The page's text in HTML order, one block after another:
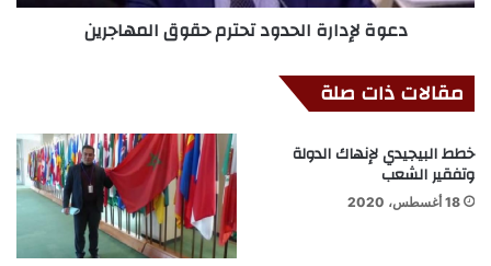
دعوة لإدارة الحدود تحترم حقوق المهاجرين
مقالات ذات صلة
خطط البيجيدي لإنهاك الدولة
وتفقير الشعب
18 أغسطس، 2020